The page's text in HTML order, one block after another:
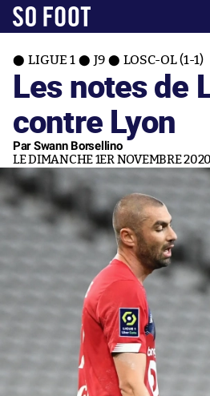
LIGUE 1 J9 LOSC-OL (1-1)
Les notes de
contre Lyon
Par Swann Borsellino
LE DIMANCHE 1ER NOVEMBRE